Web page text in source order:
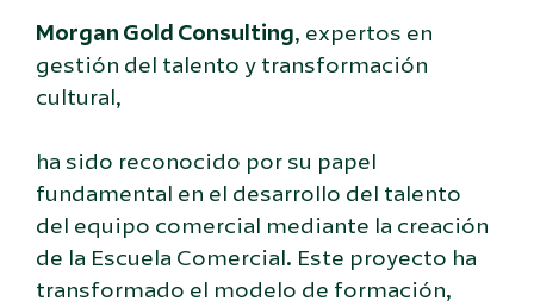
Morgan Gold Consulting, expertos en
gestión del talento y transformación
cultural,
ha sido reconocido por su papel
fundamental en el desarrollo del talento
del equipo comercial mediante la creación
de la Escuela Comercial. Este proyecto ha
transformado el modelo de formación,